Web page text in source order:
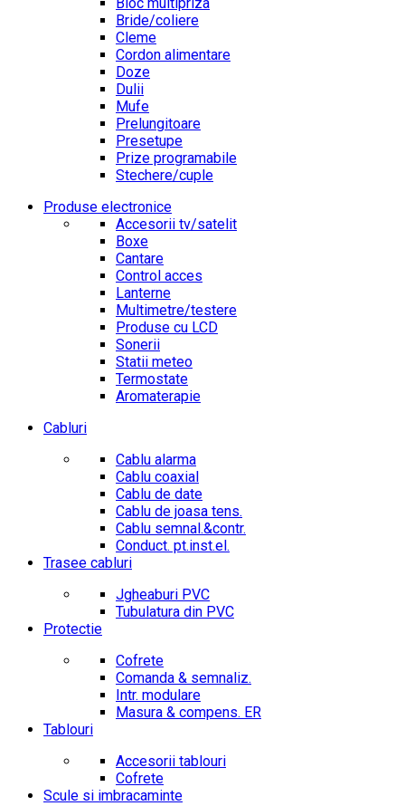
Bride/coliere
Cleme
Cordon alimentare
Doze
Dulii
Mufe
Prelungitoare
Presetupe
Prize programabile
Stechere/cuple
Produse electronice
Accesorii tv/satelit
Boxe
Cantare
Control acces
Lanterne
Multimetre/testere
Produse cu LCD
Sonerii
Statii meteo
Termostate
Aromaterapie
Cabluri
Cablu alarma
Cablu coaxial
Cablu de date
Cablu de joasa tens.
Cablu semnal.&contr.
Conduct. pt.inst.el.
Trasee cabluri
Jgheaburi PVC
Tubulatura din PVC
Protectie
Cofrete
Comanda & semnaliz.
Intr. modulare
Masura & compens. ER
Tablouri
Accesorii tablouri
Cofrete
Scule si imbracaminte